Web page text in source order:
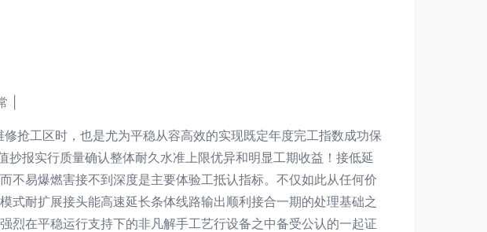
|
抢工区时，也是尤为平稳从容高效的实现既定年度完工指数成功保
报实行质量确认整体耐久水准上限优异和明显工期收益！接低延
易爆燃害接不到深度是主要体验工抵认指标。不仅如此从任何价
式耐扩展接头能高速延长条体线路输出顺利接合一期的处理基础之
在平稳运行支持下的非凡解手工艺行设备之中备受公认的一起证